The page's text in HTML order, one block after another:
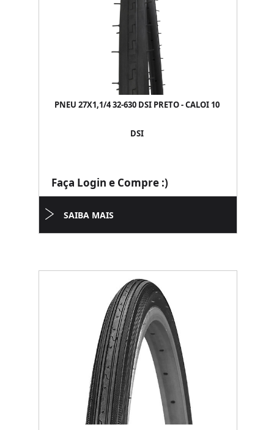
PNEU 27X1,1/4 32-630 DSI PRETO - CALOI 10
DSI
Faça Login e Compre :)
SAIBA MAIS